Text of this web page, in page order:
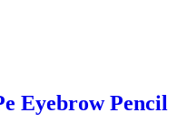
Eyebrow Pencil